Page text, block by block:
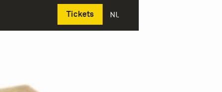
Tickets NL
Deutsch